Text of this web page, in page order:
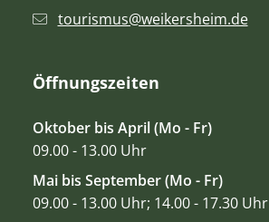
tourismus@weikersheim.de
Öffnungszeiten
Oktober bis April (Mo - Fr)
09.00 - 13.00 Uhr
Mai bis September (Mo - Fr)
09.00 - 13.00 Uhr; 14.00 - 17.30 Uhr